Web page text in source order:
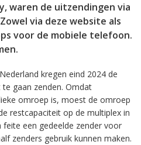
waren de uitzendingen via
via deze website als
voor de mobiele telefoon.
kregen eind 2024 de
gaan zenden. Omdat
omroep is, moest de omroep
restcapaciteit op de multiplex in
feite een gedeelde zender voor
zenders gebruik kunnen maken.